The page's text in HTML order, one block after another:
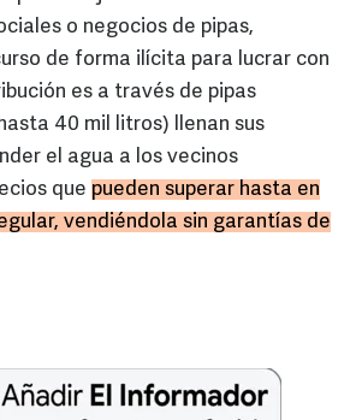
o negocios de pipas,
de forma ilícita para lucrar con
es a través de pipas
40 mil litros) llenan sus
el agua a los vecinos
que pueden superar hasta en
vendiéndola sin garantías de